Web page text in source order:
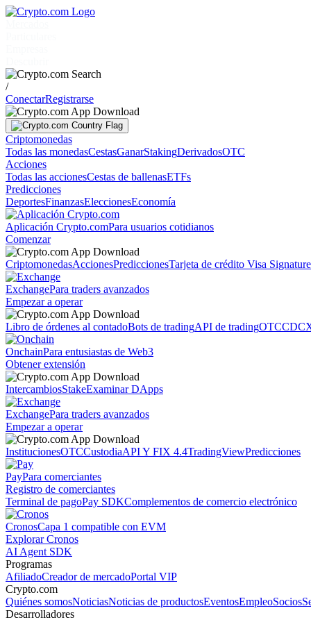
/
ConectarRegistrarse
Criptomonedas
Todas las monedasCestasGanarStakingDerivadosOTC
Acciones
Todas las accionesCestas de ballenasETFs
Predicciones
DeportesFinanzasEleccionesEconomía
Aplicación Crypto.comPara usuarios cotidianos
Comenzar
CriptomonedasAccionesPrediccionesTarjeta de crédito Visa
ExchangePara traders avanzados
Empezar a operar
Libro de órdenes al contadoBots de tradingAPI de tradingOTC
OnchainPara entusiastas de Web3
Obtener extensión
IntercambiosStakeExaminar DApps
ExchangePara traders avanzados
Empezar a operar
InstitucionesOTCCustodiaAPI Y FIX 4.4TradingViewPredicciones
PayPara comerciantes
Registro de comerciantes
Terminal de pagoPay SDKComplementos de comercio electrónico
CronosCapa 1 compatible con EVM
Explorar Cronos
AI Agent SDK
Programas
AfiliadoCreador de mercadoPortal VIP
Crypto.com
Quiénes somosNoticiasNoticias de productosEventosEmpleoSocios
Desarrolladores